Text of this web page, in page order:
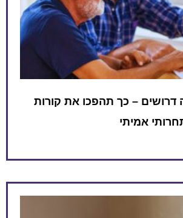
דרושים – כך תהפכו את קורות
אמיתי